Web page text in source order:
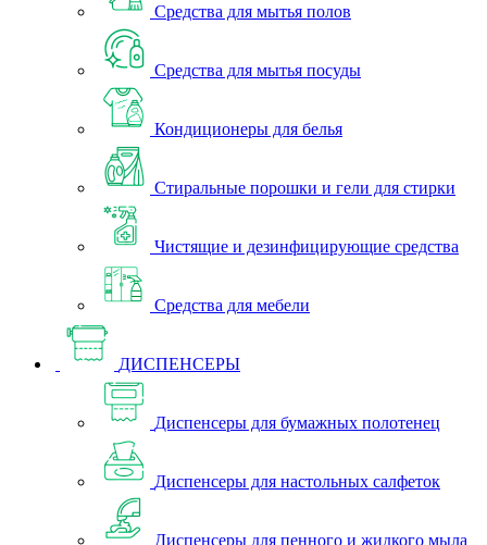
Средства для мытья полов
Средства для мытья посуды
Кондиционеры для белья
Стиральные порошки и гели для стирки
Чистящие и дезинфицирующие средства
Средства для мебели
ДИСПЕНСЕРЫ
Диспенсеры для бумажных полотенец
Диспенсеры для настольных салфеток
Диспенсеры для пенного и жидкого мыла